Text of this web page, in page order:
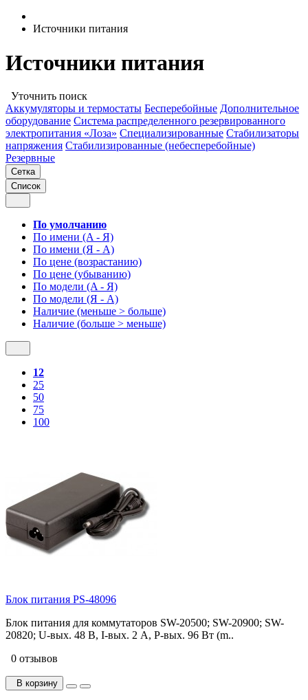
Источники питания
Источники питания
Уточнить поиск
Аккумуляторы и термостаты Бесперебойные Дополнительное
оборудование Система распределенного резервированного
электропитания «Лоза» Специализированные Стабилизаторы
напряжения Стабилизированные (небесперебойные)
Резервные
Сетка
Список
По умолчанию
По имени (A - Я)
По имени (Я - A)
По цене (возрастанию)
По цене (убыванию)
По модели (A - Я)
По модели (Я - A)
Наличие (меньше > больше)
Наличие (больше > меньше)
12
25
50
75
100
Блок питания PS-48096
Блок питания для коммутаторов SW-20500; SW-20900; SW-
20820; U-вых. 48 В, I-вых. 2 A, P-вых. 96 Вт (m..
0 отзывов
В корзину